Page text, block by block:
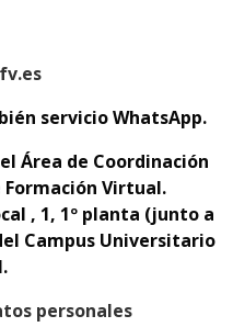
servicio WhatsApp.
Área de Coordinación
Virtual.
, 1, 1º planta (junto a
Campus Universitario
personales